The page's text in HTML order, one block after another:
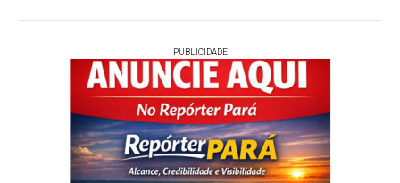
PUBLICIDADE